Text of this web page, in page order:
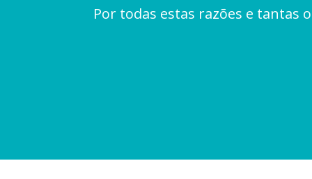
Por todas estas razões e tantas